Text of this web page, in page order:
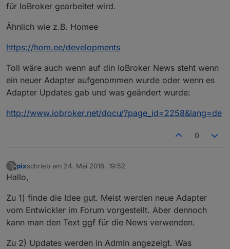
für IoBroker gearbeitet wird.
Ähnlich wie z.B. Homee
https://hom.ee/developments
Toll wäre auch wenn auf din IoBroker News steht wenn
ein neuer Adapter aufgenommen wurde oder wenn es
Adapter Updates gab und was geändert wurde:
http://www.iobroker.net/docu/?page_id=2258&lang=de
0
P
Offline
pixschrieb am 24. Mai 2018, 19:52
zuletzt editiert von
Hallo,
Zu 1) finde die Idee gut. Meist werden neue Adapter
vom Entwickler im Forum vorgestellt. Aber dennoch
kann man den Text ggf für die News verwenden.
Zu 2) Updates werden in Admin angezeigt. Was